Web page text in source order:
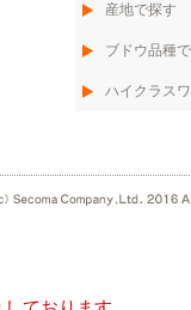
産地で探す
ブドウ品種
ハイクラス